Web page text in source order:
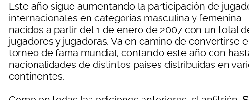
Este año sigue aumentando la participación de
internacionales en categorías masculina y femenina
nacidos a partir del 1 de enero de 2007 con un total
jugadores y jugadoras. Va en camino de convertirse
torneo de fama mundial, contando este año con
nacionalidades de distintos países distribuidas en
continentes.